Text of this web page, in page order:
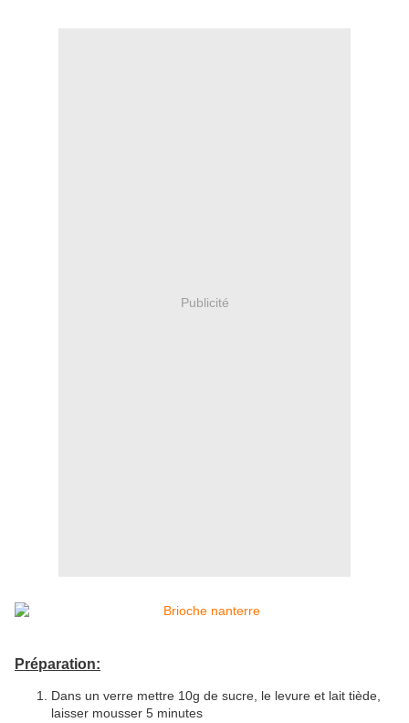
Publicité
Préparation:
Dans un verre mettre 10g de sucre, le levure et lait tiède,
laisser mousser 5 minutes